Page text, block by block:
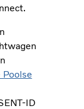
Poolse
ID